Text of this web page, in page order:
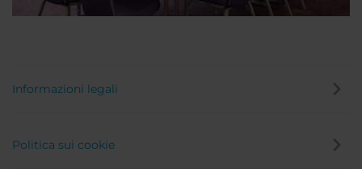
Informazioni legali
Politica sui cookie